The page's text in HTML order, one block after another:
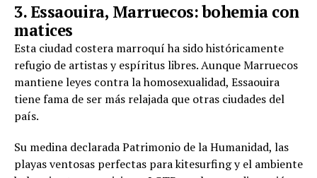
3. Essaouira, Marruecos: bohemia con
matices
Esta ciudad costera marroquí ha sido históricamente
refugio de artistas y espíritus libres. Aunque Marruecos
mantiene leyes contra la homosexualidad, Essaouira
tiene fama de ser más relajada que otras ciudades del
país.
Su medina declarada Patrimonio de la Humanidad, las
playas ventosas perfectas para kitesurfing y el ambiente